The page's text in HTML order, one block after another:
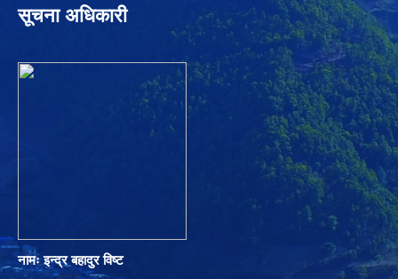
सूचना अधिकारी
नामः इन्द्र बहादुर विष्ट